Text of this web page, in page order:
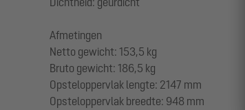
Afmetingen
Netto gewicht: 153,5 kg
Bruto gewicht: 186,5 kg
Opsteloppervlak lengte: 2147 mm
Opsteloppervlak breedte: 948 mm